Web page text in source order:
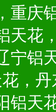
重庆
天花
宁铝
，
铝天